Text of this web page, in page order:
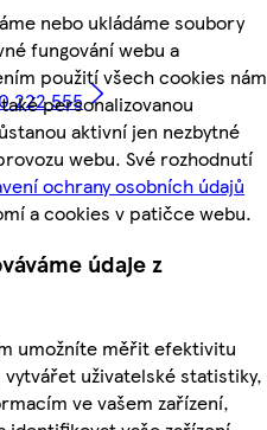
nebo ukládáme soubory
fungování webu a
použití všech cookies nám
personalizovanou
aktivní jen nezbytné
webu. Své rozhodnutí
ochrany osobních údajů
a cookies v patičce webu.
údaje z
umožníte měřit efektivitu
vytvářet uživatelské statistiky,
ve vašem zařízení,
222 555